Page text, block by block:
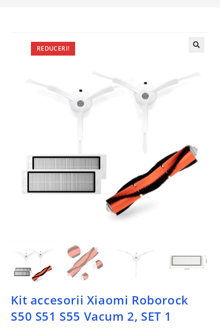
REDUCERI!
Kit accesorii Xiaomi Roborock
S50 S51 S55 Vacum 2, SET 1